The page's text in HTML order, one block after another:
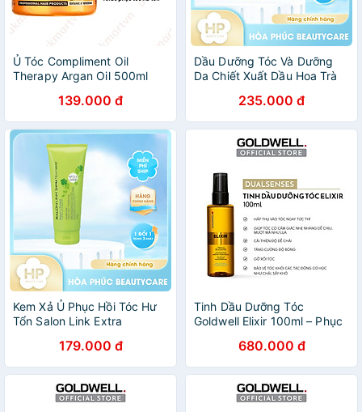
Ủ Tóc Compliment Oil
Therapy Argan Oil 500ml
Phục Hồi Dưỡng Tóc Chắc
Khoẻ Bóng Mượt Bồng Bềnh
139.000 đ
Dầu Dưỡng Tóc Và Dưỡng
Da Chiết Xuất Dầu Hoa Trà
Camellia Oil - 47mL
235.000 đ
Kem Xả Ủ Phục Hồi Tóc Hư
Tổn Salon Link Extra
179.000 đ
Tinh Dầu Dưỡng Tóc
Goldwell Elixir 100ml – Phục
Bóng Mượt680.000 đ